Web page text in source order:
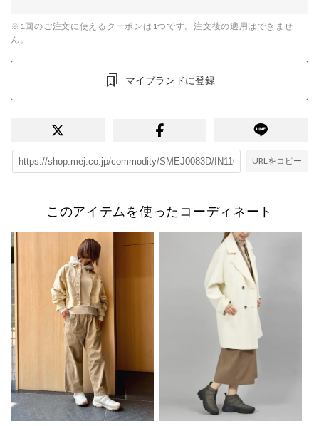
※1回のご注文に使えるクーポンは1つです。注文後の適用はできませ
ん。
マイブランドに登録
URLをコピー
このアイテムを使ったコーディネート